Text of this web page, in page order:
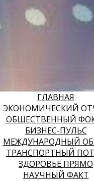
ГЛАВНАЯ
ЭКОНОМИЧЕСКИЙ
ОБЩЕСТВЕННЫЙ
БИЗНЕС-ПУЛЬС
МЕЖДУНАРОДНЫЙ
ТРАНСПОРТНЫЙ
ЗДОРОВЬЕ ПРЯМО
НАУЧНЫЙ ФАКТ